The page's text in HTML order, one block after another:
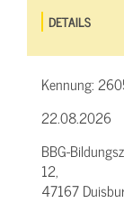
DETAILS
Kennung:
22.08.2026
BBG-
12,
47167